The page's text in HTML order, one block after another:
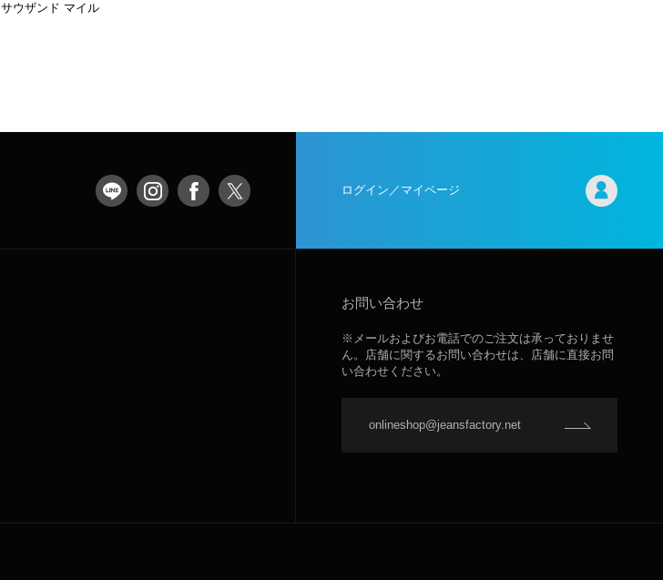
サウザンド マイル
ログイン／マイページ
お問い合わせ
※メールおよびお電話でのご注文は承っておりませ
ん。店舗に関するお問い合わせは、店舗に直接お問
い合わせください。
onlineshop@jeansfactory.net